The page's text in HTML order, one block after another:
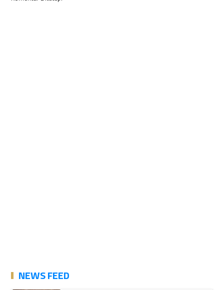
NEWS FEED